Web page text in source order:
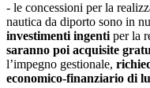
- le concessioni per la
nautica da diporto sono in
investimenti ingenti per la
saranno poi acquisite
l’impegno gestionale,
economico-finanziario di